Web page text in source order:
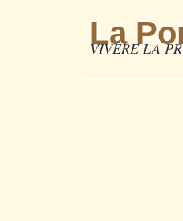
La
VIVERE LA